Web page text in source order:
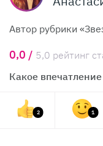
Автор рубрики
0,0 / 5,0 рейтинг
Какое
2 1